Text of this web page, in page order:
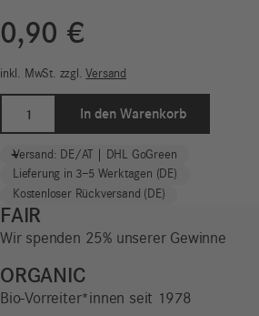
0,90 €
inkl. MwSt. zzgl.Versand
-
+
In den Warenkorb
Versand: DE/AT | DHL GoGreen
Lieferung in 3–5 Werktagen (DE)
Kostenloser Rückversand (DE)
FAIR
Wir spenden 25% unserer Gewinne
ORGANIC
Bio-Vorreiter*innen seit 1978